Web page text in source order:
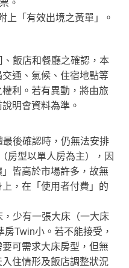
。
「有效出境之黃單」。
飯店和餐廳之確認，本
通、氣候、住宿地點等
利。若有異動，將由旅
明會資料為準。
後確認時，仍無法安排
房型以單人房為主），因
皆高於市場許多，故無
，在「使用者付費」的
少有一張大床（一大床
Twin小。若不能接受，
可需求大床房型，但無
住情形及飯店調整狀況